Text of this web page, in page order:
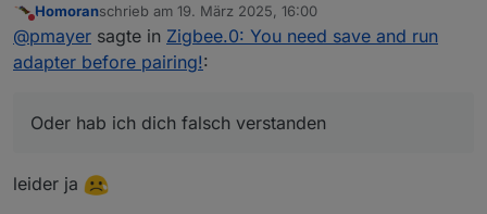
@Asgothian
wird der Chip unterstützt?
Der CC2652P7 funktioniert ohne Problem mit dem
wo die Frage hinzielte?
Homoranschrieb am 19. März 2025, 16:00
zuletzt editiert von
@pmayer sagte in Zigbee.0: You need save and run
adapter before pairing!:
Oder hab ich dich falsch verstanden
leider ja